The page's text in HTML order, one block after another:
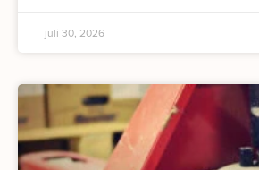
juli 30, 2026